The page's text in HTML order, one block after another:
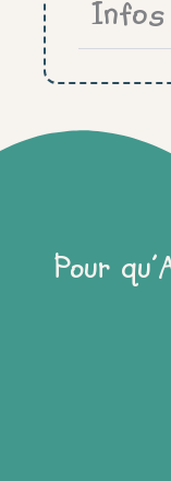
gris
Infos
Pour